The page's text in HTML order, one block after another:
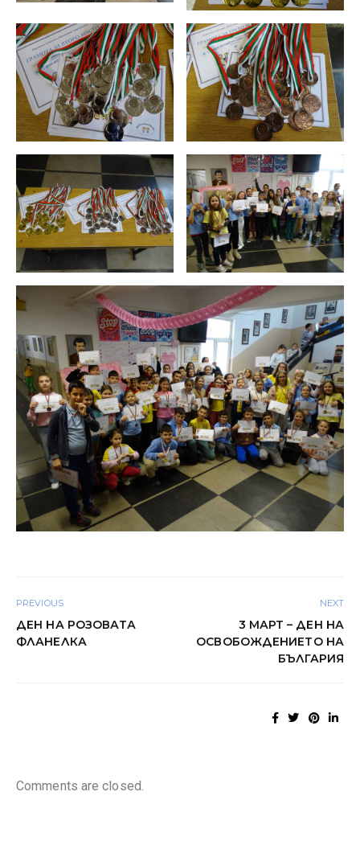
PREVIOUS
ДЕН НА РОЗОВАТА
ФЛАНЕЛКА
NEXT
3 МАРТ – ДЕН НА
ОСВОБОЖДЕНИЕТО НА
БЪЛГАРИЯ
Comments are closed.